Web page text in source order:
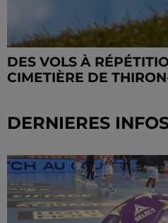
DES VOLS À
CIMETIÈRE DE
DERNIERES